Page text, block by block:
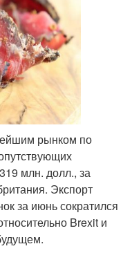
рынком по
млн. долл., за
Экспорт
за июнь сократился
Brexit и